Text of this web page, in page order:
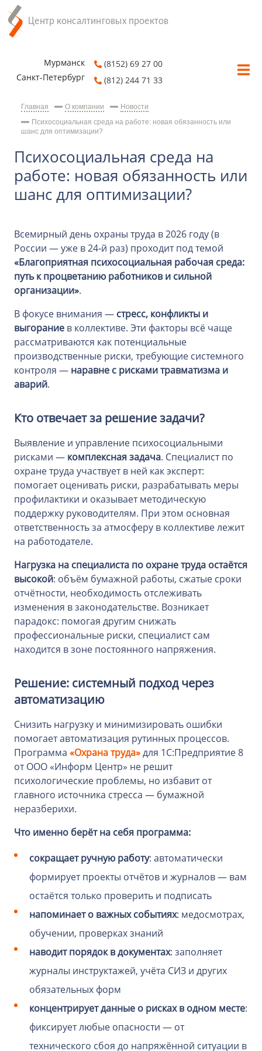
Мурманск
Санкт-Петербург
(8152) 69 27 00
(812) 244 71 33
Главная О компании
Новости
Психосоциальная среда на работе: новая обязанность или
шанс для оптимизации?
Психосоциальная среда на
работе: новая обязанность или
шанс для оптимизации?
Всемирный день охраны труда в 2026 году (в
России — уже в 24‑й раз) проходит под темой
«Благоприятная психосоциальная рабочая среда:
путь к процветанию работников и сильной
организации».
В фокусе внимания — стресс, конфликты и
выгорание в коллективе. Эти факторы всё чаще
рассматриваются как потенциальные
производственные риски, требующие системного
контроля — наравне с рисками травматизма и
аварий.
Кто отвечает за решение задачи?
Выявление и управление психосоциальными
рисками — комплексная задача. Специалист по
охране труда участвует в ней как эксперт:
помогает оценивать риски, разрабатывать меры
профилактики и оказывает методическую
поддержку руководителям. При этом основная
ответственность за атмосферу в коллективе лежит
на работодателе.
Нагрузка на специалиста по охране труда остаётся
высокой: объём бумажной работы, сжатые сроки
отчётности, необходимость отслеживать
изменения в законодательстве. Возникает
парадокс: помогая другим снижать
профессиональные риски, специалист сам
находится в зоне постоянного напряжения.
Решение: системный подход через
автоматизацию
Снизить нагрузку и минимизировать ошибки
помогает автоматизация рутинных процессов.
Программа «Охрана труда»для 1С:Предприятие 8
от ООО «Информ Центр» не решит
психологические проблемы, но избавит от
главного источника стресса — бумажной
неразберихи.
Что именно берёт на себя программа:
сокращает ручную работу: автоматически
формирует проекты отчётов и журналов — вам
остаётся только проверить и подписать
напоминает о важных событиях: медосмотрах,
обучении, проверках знаний
наводит порядок в документах: заполняет
журналы инструктажей, учёта СИЗ и других
обязательных форм
концентрирует данные о рисках в одном месте:
фиксирует любые опасности — от
технического сбоя до напряжённой ситуации в